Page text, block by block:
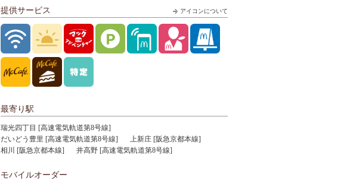
アイコンについて
提供サービス
最寄り駅
瑞光四丁目 [高速電気軌道第8号線]
だいどう豊里 [高速電気軌道第8号線]
上新庄 [阪急京都本線]
相川 [阪急京都本線]
井高野 [高速電気軌道第8号線]
モバイルオーダー